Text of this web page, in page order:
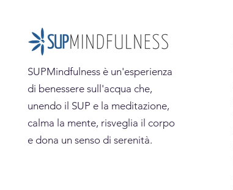
SUPMindfulness è un'esperienza
di benessere sull'acqua che,
unendo il SUP e la meditazione,
calma la mente, risveglia il corpo
e dona un senso di serenità.